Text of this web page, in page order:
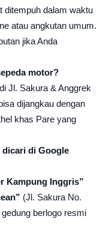
ditempuh dalam waktu
atau angkutan umum.
jika Anda
motor?
Jl. Sakura & Anggrek
dijangkau dengan
khas Pare yang
dicari di Google
Kampung Inggris”
(Jl. Sakura No.
berlogo resmi